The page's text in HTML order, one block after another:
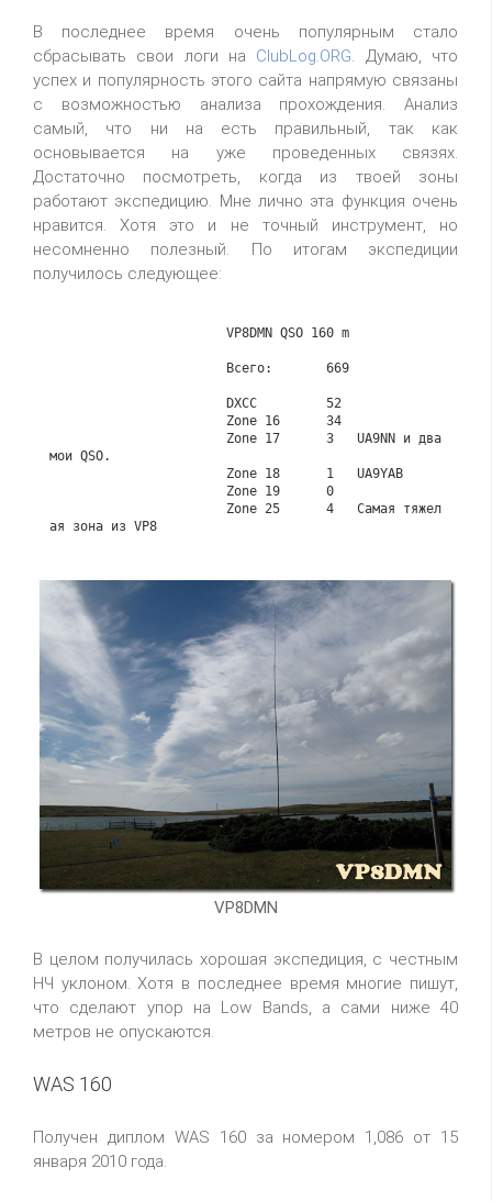
В последнее время очень популярным стало
сбрасывать свои логи на ClubLog.ORG. Думаю, что
успех и популярность этого сайта напрямую связаны
с возможностью анализа прохождения. Анализ
самый, что ни на есть правильный, так как
основывается на уже проведенных связях.
Достаточно посмотреть, когда из твоей зоны
работают экспедицию. Мне лично эта функция очень
нравится. Хотя это и не точный инструмент, но
несомненно полезный. По итогам экспедиции
получилось следующее:
мои QSO.
VP8DMN
В целом получилась хорошая экспедиция, с честным
НЧ уклоном. Хотя в последнее время многие пишут,
что сделают упор на Low Bands, а сами ниже 40
метров не опускаются.
WAS 160
Получен диплом WAS 160 за номером 1,086 от 15
января 2010 года.